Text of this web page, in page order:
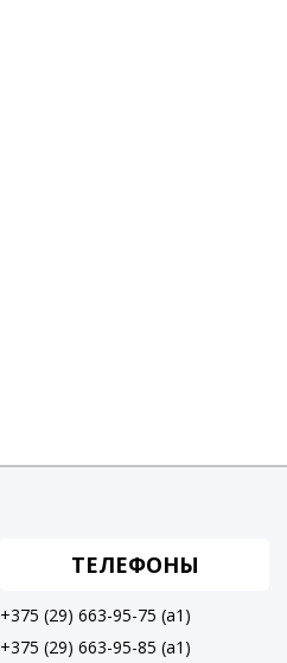
ТЕЛЕФОНЫ
+375 (29) 663-95-75 (a1)
+375 (29) 663-95-85 (a1)